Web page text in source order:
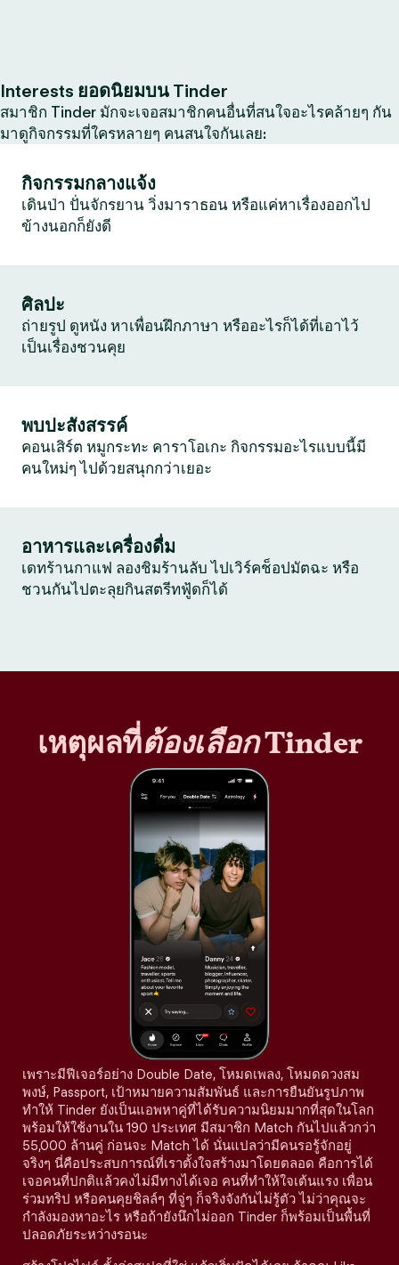
Interests ยอดนิยมบน Tinder
สมาชิก Tinder มักจะเจอสมาชิกคนอื่นที่สนใจอะไรคล้ายๆ กัน
มาดูกิจกรรมที่ใครหลายๆ คนสนใจกันเลย:
กิจกรรมกลางแจ้ง
เดินป่า ปั่นจักรยาน วิ่งมาราธอน หรือแค่หาเรื่องออกไป
ข้างนอกก็ยังดี
ศิลปะ
ถ่ายรูป ดูหนัง หาเพื่อนฝึกภาษา หรืออะไรก็ได้ที่เอาไว้
เป็นเรื่องชวนคุย
พบปะสังสรรค์
คอนเสิร์ต หมูกระทะ คาราโอเกะ กิจกรรมอะไรแบบนี้มี
คนใหม่ๆ ไปด้วยสนุกกว่าเยอะ
อาหารและเครื่องดื่ม
เดทร้านกาแฟ ลองชิมร้านลับ ไปเวิร์คช็อปมัตฉะ หรือ
ชวนกันไปตะลุยกินสตรีทฟู้ดก็ได้
เหตุผลที่ต้องเลือกTinder
เพราะมีฟีเจอร์อย่าง Double Date, โหมดเพลง, โหมดดวงสม
พงษ์, Passport, เป้าหมายความสัมพันธ์ และการยืนยันรูปภาพ
ทำให้ Tinder ยังเป็นแอพหาคู่ที่ได้รับความนิยมมากที่สุดในโลก
พร้อมให้ใช้งานใน 190 ประเทศ มีสมาชิก Match กันไปแล้วกว่า
55,000 ล้านคู่ ก่อนจะ Match ได้ นั่นแปลว่ามีคนรอรู้จักอยู่
จริงๆ นี่คือประสบการณ์ที่เราตั้งใจสร้างมาโดยตลอด คือการได้
เจอคนที่ปกติแล้วคงไม่มีทางได้เจอ คนที่ทำให้ใจเต้นแรง เพื่อน
ร่วมทริป หรือคนคุยชิลล์ๆ ที่จู่ๆ ก็จริงจังกันไม่รู้ตัว ไม่ว่าคุณจะ
กำลังมองหาอะไร หรือถ้ายังนึกไม่ออก Tinder ก็พร้อมเป็นพื้นที่
ปลอดภัยระหว่างรอนะ